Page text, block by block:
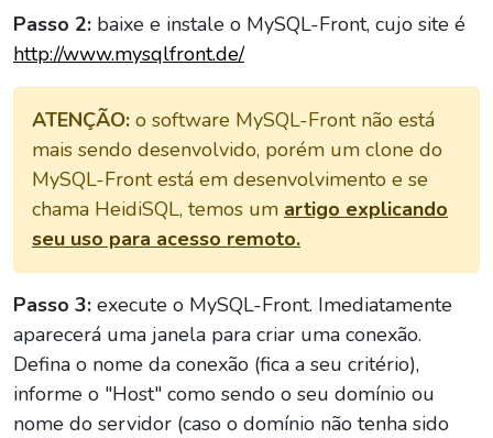
Passo 2: baixe e instale o MySQL-Front, cujo site é
http://www.mysqlfront.de/
ATENÇÃO: o software MySQL-Front não está
mais sendo desenvolvido, porém um clone do
MySQL-Front está em desenvolvimento e se
chama HeidiSQL, temos um artigo explicando
seu uso para acesso remoto.
Passo 3: execute o MySQL-Front. Imediatamente
aparecerá uma janela para criar uma conexão.
Defina o nome da conexão (fica a seu critério),
informe o "Host" como sendo o seu domínio ou
nome do servidor (caso o domínio não tenha sido